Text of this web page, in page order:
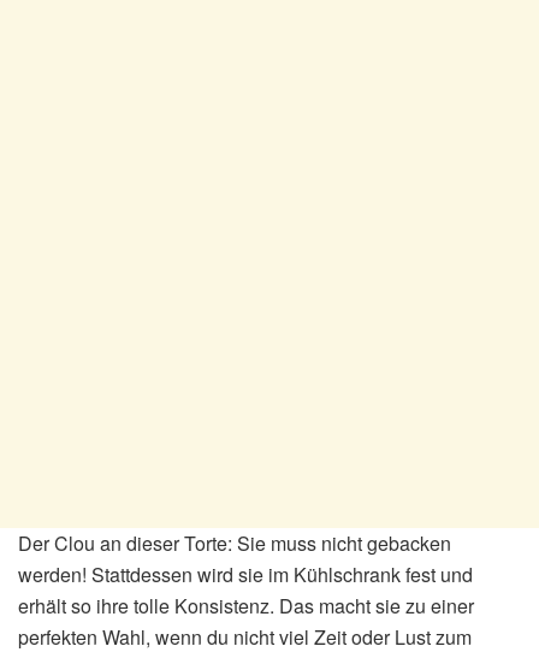
Der Clou an dieser Torte: Sie muss nicht gebacken
werden! Stattdessen wird sie im Kühlschrank fest und
erhält so ihre tolle Konsistenz. Das macht sie zu einer
perfekten Wahl, wenn du nicht viel Zeit oder Lust zum